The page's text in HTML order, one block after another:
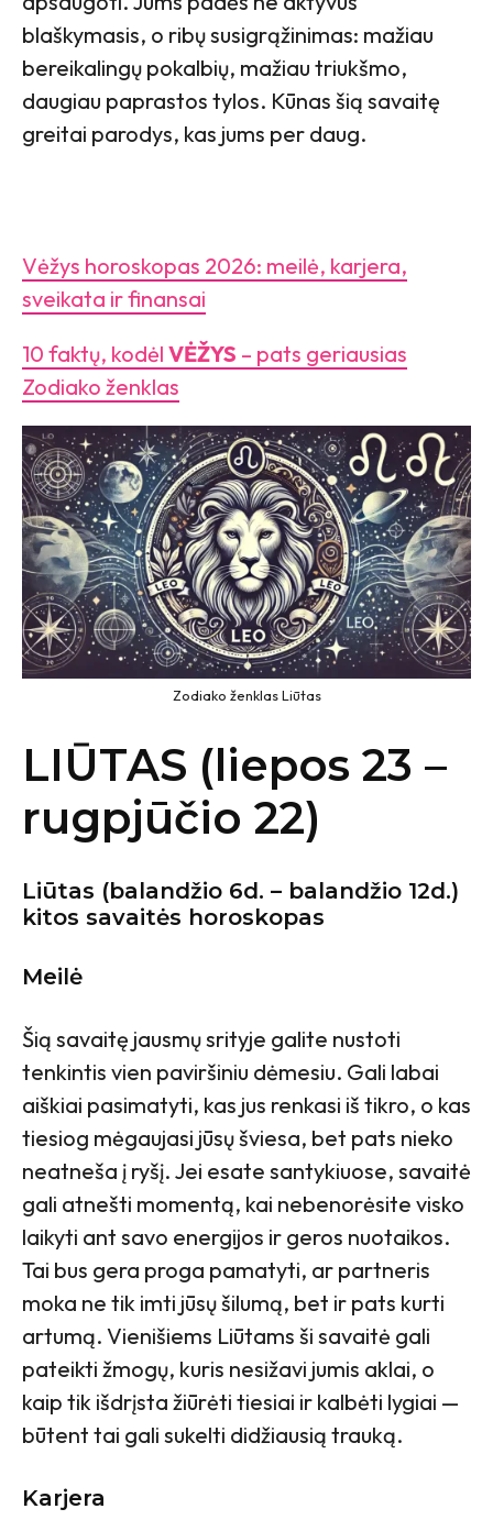
blaškymasis, o ribų susigrąžinimas: mažiau
bereikalingų pokalbių, mažiau triukšmo,
daugiau paprastos tylos. Kūnas šią savaitę
greitai parodys, kas jums per daug.
Vėžys horoskopas 2026: meilė, karjera,
sveikata ir finansai
10 faktų, kodėl VĖŽYS – pats geriausias
Zodiako ženklas
Zodiako ženklas Liūtas
LIŪTAS (liepos 23 –
rugpjūčio 22)
Liūtas (balandžio 6d. – balandžio 12d.)
kitos savaitės horoskopas
Meilė
Šią savaitę jausmų srityje galite nustoti
tenkintis vien paviršiniu dėmesiu. Gali labai
aiškiai pasimatyti, kas jus renkasi iš tikro, o kas
tiesiog mėgaujasi jūsų šviesa, bet pats nieko
neatneša į ryšį. Jei esate santykiuose, savaitė
gali atnešti momentą, kai nebenorėsite visko
laikyti ant savo energijos ir geros nuotaikos.
Tai bus gera proga pamatyti, ar partneris
moka ne tik imti jūsų šilumą, bet ir pats kurti
artumą. Vienišiems Liūtams ši savaitė gali
pateikti žmogų, kuris nesižavi jumis aklai, o
kaip tik išdrįsta žiūrėti tiesiai ir kalbėti lygiai —
būtent tai gali sukelti didžiausią trauką.
Karjera